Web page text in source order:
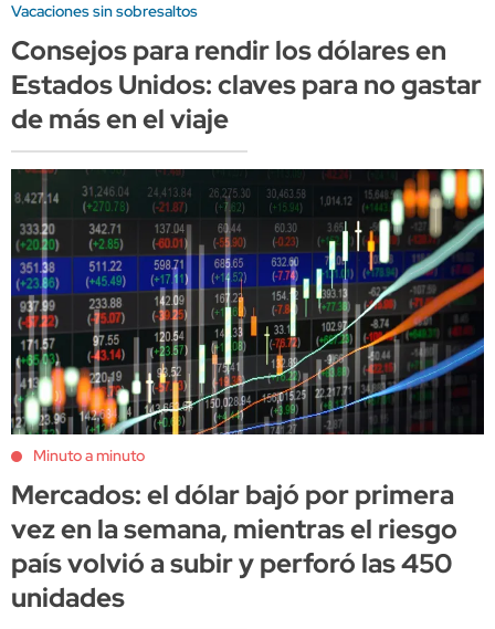
Vacaciones sin sobresaltos
Consejos para rendir los dólares en
Estados Unidos: claves para no gastar
de más en el viaje
Minuto a minuto
Mercados: el dólar bajó por primera
vez en la semana, mientras el riesgo
país volvió a subir y perforó las 450
unidades